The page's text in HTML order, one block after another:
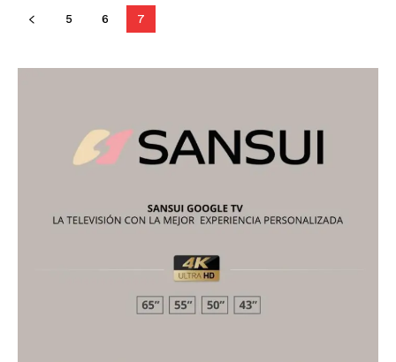
Estados
Baja California
Baja California Sur
Campeche
Chiapas
5 6 7